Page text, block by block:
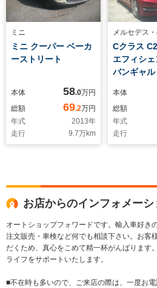
ミニ
ミニ クーパー ベーカ
ーストリート
本体 58.0万円
総額
69.2万円
年式
2013年
走行
9.7万km
メルセデス
Cクラス
エフィシ
バンギャ
本体
総額
年式
走行
お店からのインフォメーシ
オートショップフォワードです。輸入車好き
注文販売・車検など何でも相談下さい。お客
だくため、真心をこめて精一杯がんばります
ライフをサポートいたします。
■不在時も多いので、ご来店の際は、一度お電